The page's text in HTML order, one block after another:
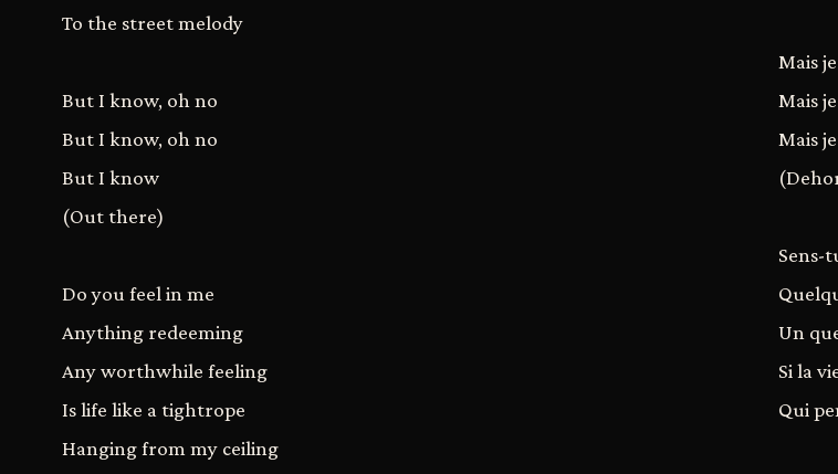
To the street melody
But I know, oh no
But I know, oh no
But I know
(Out there)
Do you feel in me
Anything redeeming
Any worthwhile feeling
Is life like a tightrope
Hanging from my ceiling
Mais
Mais
Mais
Sens-
Un
Si la
Qui